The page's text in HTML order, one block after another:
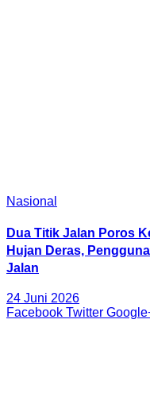
Nasional
Dua Titik Jalan Poros
Hujan Deras,
Jalan
24 Juni 2026
Facebook Twitter